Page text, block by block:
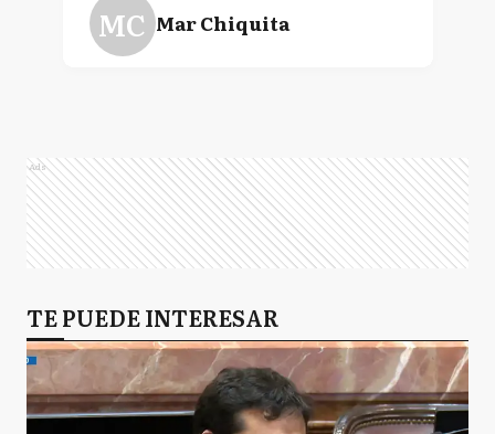
MC Mar Chiquita
P Pinamar
VG Villa Gesell
Ads
TE PUEDE INTERESAR